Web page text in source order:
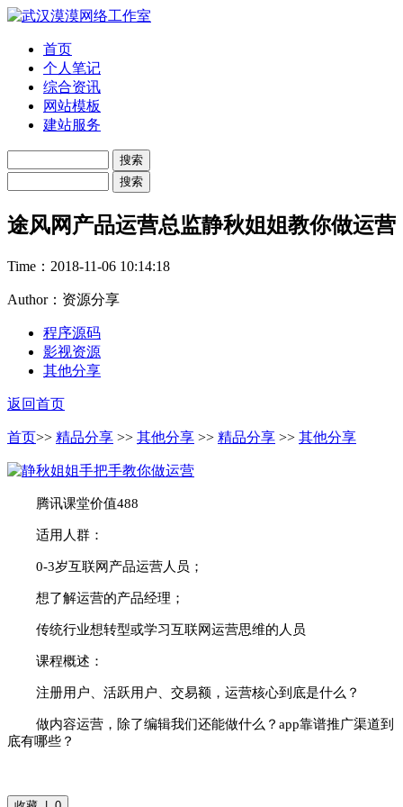
首页
个人笔记
综合资讯
网站模板
建站服务
途风网产品运营总监静秋姐姐教你做运营
Time： 2018-11-06 10:14:18
Author：资源分享
程序源码
影视资源
其他分享
返回首页
首页>> 精品分享 >> 其他分享 >> 精品分享 >> 其他分享
腾讯课堂价值488
适用人群：
0-3岁互联网产品运营人员；
想了解运营的产品经理；
传统行业想转型或学习互联网运营思维的人员
课程概述：
注册用户、活跃用户、交易额，运营核心到底是什么？
做内容运营，除了编辑我们还能做什么？app靠谱推广渠道到
底有哪些？